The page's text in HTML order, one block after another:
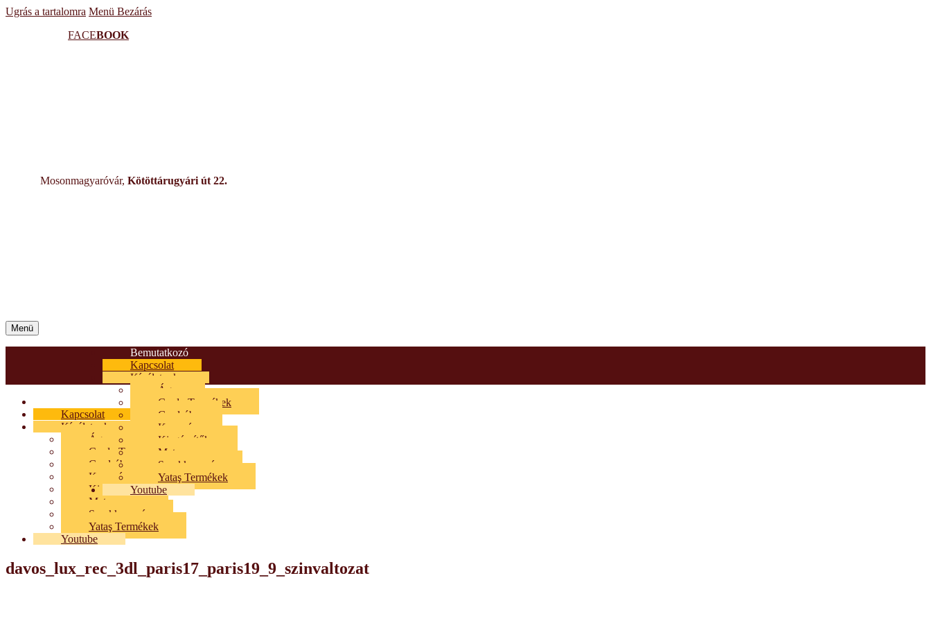
Ugrás a tartalomra Menü Bezárás
FACEBOOK
Mosonmagyaróvár, Kötöttárugyári út 22.
Menü
Bemutatkozó
Kapcsolat
Kínálatunk
Ágy
Cardo Termékek
Gardrób
Kanapé
Kiegészítők
Matrac
Sarokkanapé
Yataş Termékek
Youtube
Bemutatkozó
Kapcsolat
Kínálatunk
Ágy
Cardo Termékek
Gardrób
Kanapé
Kiegészítők
Matrac
Sarokkanapé
Yataş Termékek
Youtube
davos_lux_rec_3dl_paris17_paris19_9_szinvaltozat